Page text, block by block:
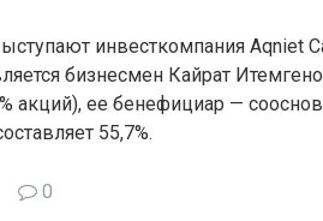
инвесткомпания Aqniet
бизнесмен Кайрат
акций), ее бенефициар —
55,7%.
0